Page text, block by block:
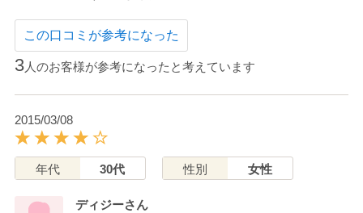
この口コミが参考になった
3人のお客様が参考になったと考えています
2015/03/08
年代 30代 性別 女性
ディジーさん